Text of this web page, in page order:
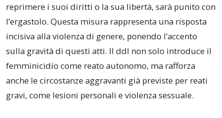
reprimere i suoi diritti o la sua libertà, sarà punito con
l’ergastolo. Questa misura rappresenta una risposta
incisiva alla violenza di genere, ponendo l’accento
sulla gravità di questi atti. Il ddl non solo introduce il
femminicidio come reato autonomo, ma rafforza
anche le circostanze aggravanti già previste per reati
gravi, come lesioni personali e violenza sessuale.